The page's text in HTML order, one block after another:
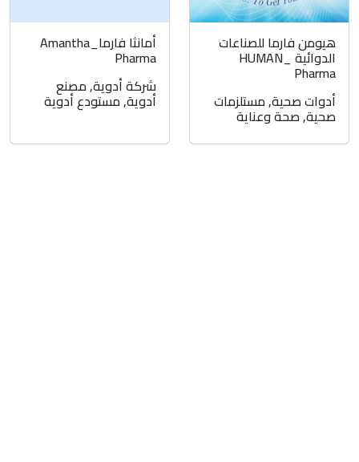
هيومن فارما للصناعات
الدوائية _HUMAN
Pharma
أدوات صحية,مستلزمات
صحية,صحة وعناية
أمانثا فارما_Amantha
Pharma
شركة أدوية,مصنع
أدوية,مستودع أدوية